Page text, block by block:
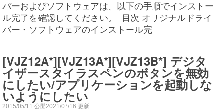
バーおよびソフトウェアは、以下の手順でインストー
ル完了を確認してください。 目次 オリジナルドライ
バー・ソフトウェアのインストール完
[VJZ12A*][VJZ13A*][VJZ13B*] デジタ
イザースタイラスペンのボタンを無効
にしたい/アプリケーションを起動しな
いようにしたい
2015/05/11 公開2021/07/16 更新